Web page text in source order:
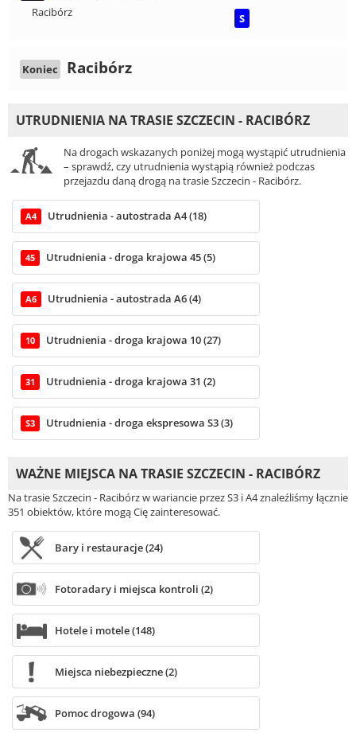
Racibórz
S
Koniec Racibórz
UTRUDNIENIA NA TRASIE SZCZECIN - RACIBÓRZ
Na drogach wskazanych poniżej mogą wystąpić utrudnienia
– sprawdź, czy utrudnienia wystąpią również podczas
przejazdu daną drogą na trasie Szczecin - Racibórz.
A4 Utrudnienia - autostrada A4 (18)
45 Utrudnienia - droga krajowa 45 (5)
A6 Utrudnienia - autostrada A6 (4)
10 Utrudnienia - droga krajowa 10 (27)
31 Utrudnienia - droga krajowa 31 (2)
S3 Utrudnienia - droga ekspresowa S3 (3)
WAŻNE MIEJSCA NA TRASIE SZCZECIN - RACIBÓRZ
Na trasie Szczecin - Racibórz w wariancie przez S3 i A4 znaleźliśmy łącznie
351 obiektów, które mogą Cię zainteresować.
Bary i restauracje (24)
Fotoradary i miejsca kontroli (2)
Hotele i motele (148)
Miejsca niebezpieczne (2)
Pomoc drogowa (94)